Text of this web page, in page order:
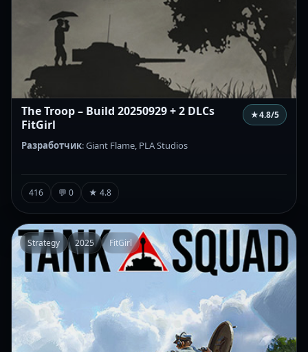
The Troop – Build 20250929 + 2 DLCs
FitGirl
★4.8/5
Разработчик: Giant Flame, PLA Studios
416 💬 0 ★ 4.8
Strategy 2025 FitGirl